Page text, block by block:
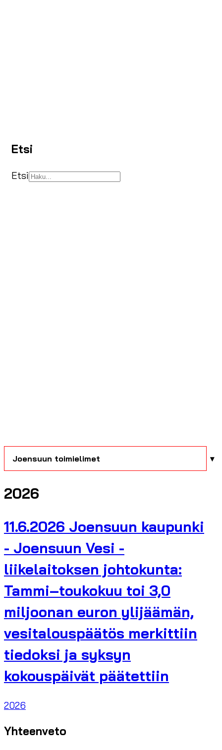
Etsi
Etsi
Joensuun toimielimet
2026
11.6.2026 Joensuun kaupunki
- Joensuun Vesi -
liikelaitoksen johtokunta:
Tammi–toukokuu toi 3,0
miljoonan euron ylijäämän,
vesitalouspäätös merkittiin
tiedoksi ja syksyn
kokouspäivät päätettiin
2026
Yhteenveto